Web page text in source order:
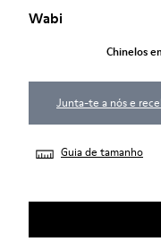
Wabi
Chinelos
Junta-te a nós e
Guia de tamanho